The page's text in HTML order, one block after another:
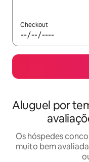
Checkout
Aluguel por
Os hóspedes
muito bem